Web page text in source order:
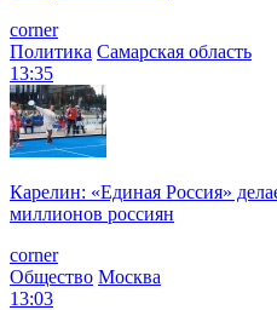
corner
Политика Самарская область
13:35
Карелин: «Единая Россия»
миллионов россиян
corner
Общество Москва
13:03